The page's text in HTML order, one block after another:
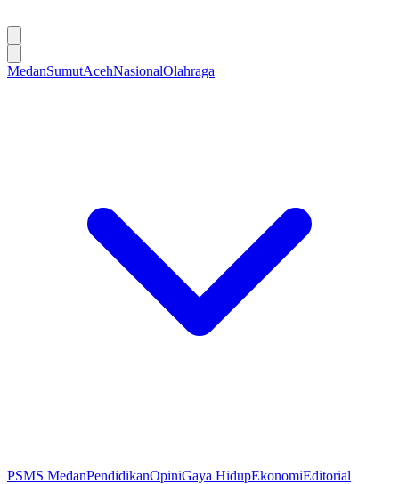
MedanSumutAcehNasionalOlahraga
PSMS MedanPendidikanOpiniGaya HidupEkonomiEditorial